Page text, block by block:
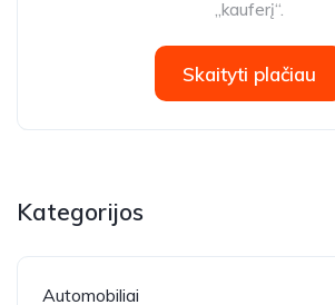
„kauferį“.
Skaityti plačiau
Kategorijos
Automobiliai